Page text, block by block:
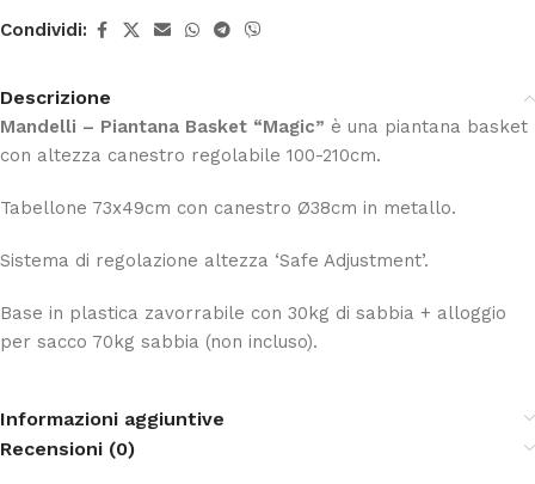
Condividi:
Descrizione
Mandelli – Piantana Basket “Magic” è una piantana basket
con altezza canestro regolabile 100-210cm.
Tabellone 73x49cm con canestro Ø38cm in metallo.
Sistema di regolazione altezza ‘Safe Adjustment’.
Base in plastica zavorrabile con 30kg di sabbia + alloggio
per sacco 70kg sabbia (non incluso).
Informazioni aggiuntive
Recensioni (0)